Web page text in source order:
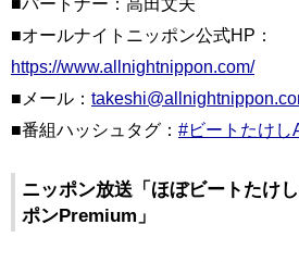
■オールナイトニッポン公式HP：
https://www.allnightnippon.com/
■メール：
■番組ハッシュタグ： #ビートたけし
ニッポン放送「ほぼビートたけ
ポンPremium」